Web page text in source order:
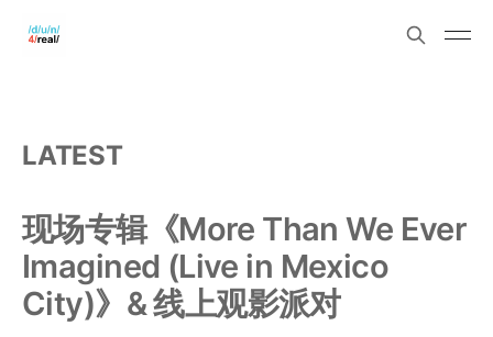
LATEST
现场专辑《More Than We Ever
Imagined (Live in Mexico
City)》& 线上观影派对